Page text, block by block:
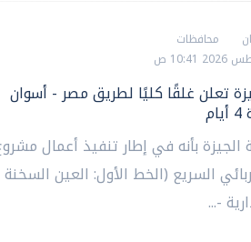
محافظات
تعلن غلقًا كليًا لطريق مصر - أسوان
بأنه في إطار تنفيذ أعمال
السريع (الخط الأول: العين
-...